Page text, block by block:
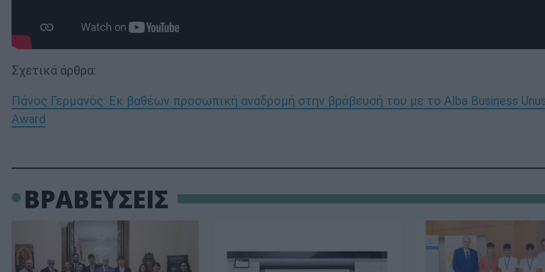
Σχετικά άρθρα:
Πάνος Γερμανός: Εκ βαθέων προσωπική αναδρομή στην βράβευσή του με το Alba Business
Award
ΒΡΑΒΕΥΣΕΙΣ